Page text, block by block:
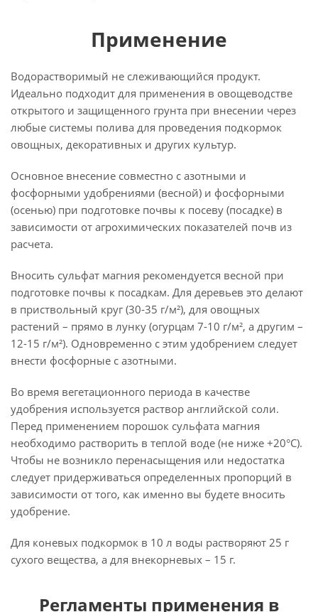
Применение
Водорастворимый не слеживающийся продукт.
Идеально подходит для применения в овощеводстве
открытого и защищенного грунта при внесении через
любые системы полива для проведения подкормок
овощных, декоративных и других культур.
Основное внесение совместно с азотными и
фосфорными удобрениями (весной) и фосфорными
(осенью) при подготовке почвы к посеву (посадке) в
зависимости от агрохимических показателей почв из
расчета.
Вносить сульфат магния рекомендуется весной при
подготовке почвы к посадкам. Для деревьев это делают
в приствольный круг (30-35 г/м²), для овощных
растений – прямо в лунку (огурцам 7-10 г/м², а другим –
12-15 г/м²). Одновременно с этим удобрением следует
внести фосфорные с азотными.
Во время вегетационного периода в качестве
удобрения используется раствор английской соли.
Перед применением порошок сульфата магния
необходимо растворить в теплой воде (не ниже +20°С).
Чтобы не возникло перенасыщения или недостатка
следует придерживаться определенных пропорций в
зависимости от того, как именно вы будете вносить
удобрение.
Для коневых подкормок в 10 л воды растворяют 25 г
сухого вещества, а для внекорневых – 15 г.
Регламенты применения в